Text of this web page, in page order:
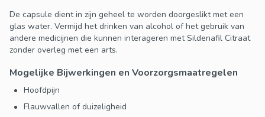
De capsule dient in zijn geheel te worden doorgeslikt met een
glas water. Vermijd het drinken van alcohol of het gebruik van
andere medicijnen die kunnen interageren met Sildenafil Citraat
zonder overleg met een arts.
Mogelijke Bijwerkingen en Voorzorgsmaatregelen
Hoofdpijn
Flauwvallen of duizeligheid